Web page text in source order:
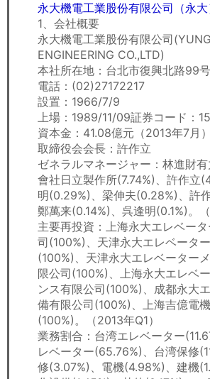
永大機電工業股份有限公司（永大
1、会社概要
永大機電工業股份有限公司
ENGINEERING CO.,LTD)
本社所在地：台北市復興北路99
電話：(02)27172217
設置：1966/7/9
上場：1989/11/09証券コード：
資本金：41.08億元（2013年7月）
取締役会会長：許作立
ゼネラルマネージャー：林進財
會社日立製作所(7.74%)、許作立
明(0.29%)、梁伸夫(0.28%)、許
鄭萬来(0.14%)、呉逢明(0.1%)。
主要再投資：上海永大エレベー
司(100%)、天津永大エレベータ
(100%)、天津永大エレベーター
限公司(100%)、上海永大エレベ
ンス有限公司(100%)、成都永大
備有限公司(100%)、上海吉億電
(100%)。（2013年Q1）
業務割合：台湾エレベーター
レベーター(65.76%)、台湾保修
修(3.07%)、電機(4.98%)、建機